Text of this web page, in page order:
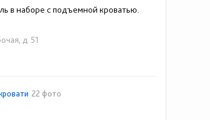
в наборе с подъемной кроватью.
д. 51
22 фото